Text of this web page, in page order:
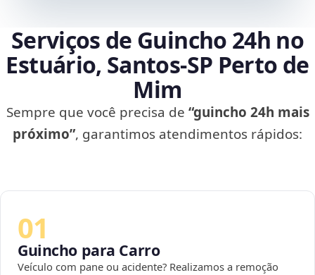
Serviços de Guincho 24h no
Estuário, Santos‑SP Perto de
Mim
Sempre que você precisa de “guincho 24h mais
próximo”, garantimos atendimentos rápidos:
01
Guincho para Carro
Veículo com pane ou acidente? Realizamos a remoção